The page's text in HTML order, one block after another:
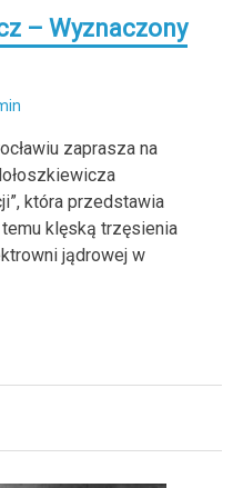
– Wyznaczony
zaprasza na
która przedstawia
klęską trzęsienia
jądrowej w